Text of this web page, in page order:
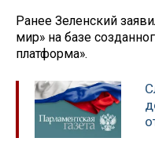
Ранее Зеленский
мир» на базе
платформа».